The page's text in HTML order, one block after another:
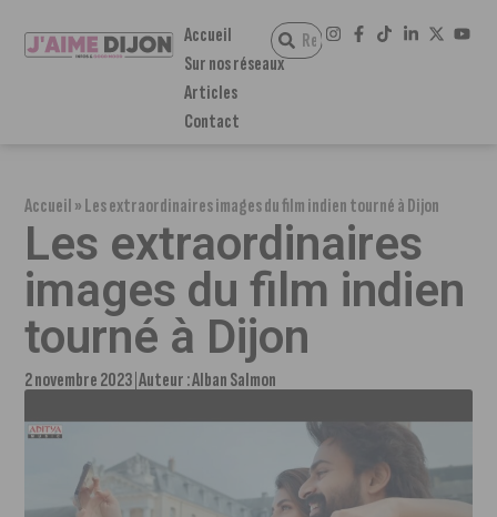
Accueil
Sur nos réseaux
Articles
Contact
Accueil»Les extraordinaires images du film indien tourné à Dijon
Les extraordinaires
images du film indien
tourné à Dijon
2 novembre 2023 Auteur :Alban Salmon